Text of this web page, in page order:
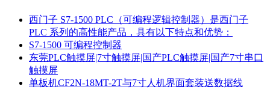
西门子 S7-1500 PLC（可编程逻辑控制器）是西门子
PLC 系列的高性能产品，具有以下特点和优势：
S7-1500 可编程控制器
东莞PLC触摸屏|7寸触摸屏|国产PLC触摸屏|国产7寸串口
触摸屏
单板机CF2N-18MT-2T与7寸人机界面套装送数据线